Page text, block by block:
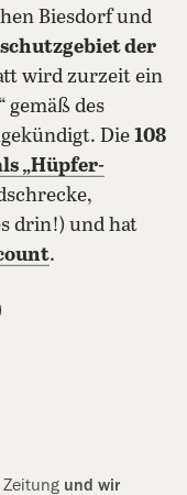
Biesdorf und
der
wird zurzeit ein
gemäß des
Die 108
„Hüpfer-
drin!) und hat
.
teilen
Mail teilen
Zeitung und wir